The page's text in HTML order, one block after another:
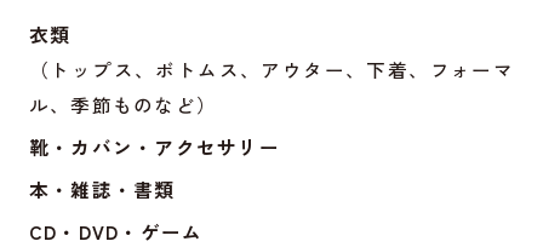
衣類
（トップス、ボトムス、アウター、下着、フォーマ
ル、季節ものなど）
靴・カバン・アクセサリー
本・雑誌・書類
CD・DVD・ゲーム